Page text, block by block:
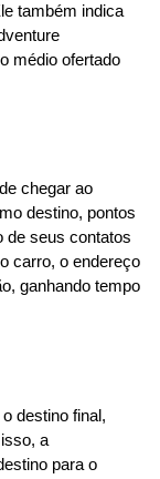
também indica
médio ofertado
chegar ao
destino, pontos
de seus contatos
carro, o endereço
ganhando tempo
destino final,
a
para o